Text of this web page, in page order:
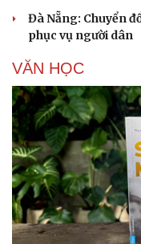
Đà Nẵng: Chuyển
phục vụ người dân
VĂN HỌC